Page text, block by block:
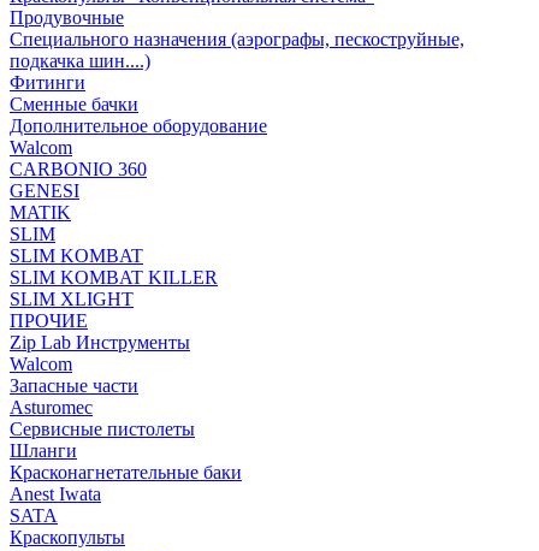
Продувочные
Специального назначения (аэрографы, пескоструйные,
подкачка шин....)
Фитинги
Сменные бачки
Дополнительное оборудование
Walcom
CARBONIO 360
GENESI
MATIK
SLIM
SLIM KOMBAT
SLIM KOMBAT KILLER
SLIM XLIGHT
ПРОЧИЕ
Zip Lab Инструменты
Walсom
Запасные части
Asturomec
Сервисные пистолеты
Шланги
Красконагнетательные баки
Anest Iwata
SATA
Краскопульты